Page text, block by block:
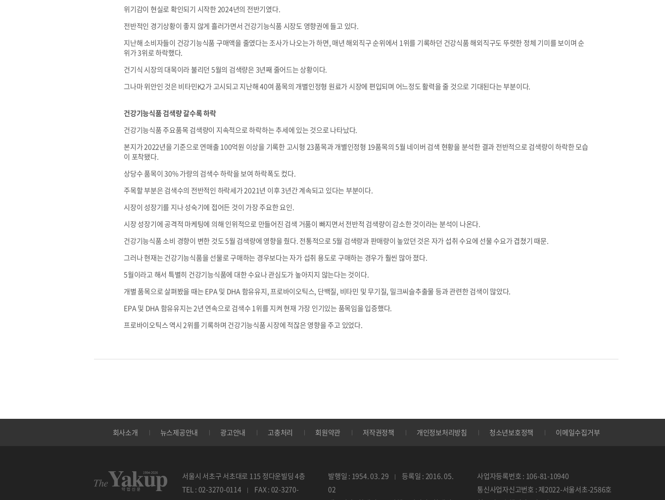
위기감이 현실로 확인되기 시작한 2024년의 전반기였다.
전반적인 경기상황이 좋지 않게 흘러가면서 건강기능식품 시장도 영향권에 들고 있다.
지난해 소비자들이 건강기능식품 구매액을 줄였다는 조사가 나오는가 하면, 매년 해외직구 순위에서 1위를 기록하던 건강식품 해외직구도 뚜렷한 정체 기미를 보이며 순
위가 3위로 하락했다.
건기식 시장의 대목이라 불리던 5월의 검색량은 3년째 줄어드는 상황이다.
그나마 위안인 것은 비타민K2가 고시되고 지난해 40여 품목의 개별인정형 원료가 시장에 편입되며 어느정도 활력을 줄 것으로 기대된다는 부분이다.
건강기능식품 검색량 갈수록 하락
건강기능식품 주요품목 검색량이 지속적으로 하락하는 추세에 있는 것으로 나타났다.
본지가 2022년을 기준으로 연매출 100억원 이상을 기록한 고시형 23품목과 개별인정형 19품목의 5월 네이버 검색 현황을 분석한 결과 전반적으로 검색량이 하락한 모습
이 포착됐다.
상당수 품목이 30% 가량의 검색수 하락을 보여 하락폭도 컸다.
주목할 부분은 검색수의 전반적인 하락세가 2021년 이후 3년간 계속되고 있다는 부분이다.
시장이 성장기를 지나 성숙기에 접어든 것이 가장 주요한 요인.
시장 성장기에 공격적 마케팅에 의해 인위적으로 만들어진 검색 거품이 빠지면서 전반적 검색량이 감소한 것이라는 분석이 나온다.
건강기능식품 소비 경향이 변한 것도 5월 검색량에 영향을 줬다. 전통적으로 5월 검색량과 판매량이 높았던 것은 자가 섭취 수요에 선물 수요가 겹쳤기 때문.
그러나 현재는 건강기능식품을 선물로 구매하는 경우보다는 자가 섭취 용도로 구매하는 경우가 훨씬 많아 졌다.
5월이라고 해서 특별히 건강기능식품에 대한 수요나 관심도가 높아지지 않는다는 것이다.
개별 품목으로 살펴봤을 때는 EPA 및 DHA 함유유지, 프로바이오틱스, 단백질, 비타민 및 무기질, 밀크씨슬추출물 등과 관련한 검색이 많았다.
EPA 및 DHA 함유유지는 2년 연속으로 검색수 1위를 지켜 현재 가장 인기있는 품목임을 입증했다.
프로바이오틱스 역시 2위를 기록하며 건강기능식품 시장에 적잖은 영향을 주고 있었다.
회사소개 뉴스제공안내 광고안내 고충처리 회원약관 저작권정책 개인정보처리방침 청소년보호정책 이메일수집거부
서울시 서초구 서초대로 115 정다운빌딩 4층
TEL : 02-3270-0114
FAX : 02-3270-
발행일 : 1954. 03. 29
등록일 : 2016. 05.
02
사업자등록번호 : 106-81-10940
통신사업자신고번호 : 제2022-서울서초-2586호